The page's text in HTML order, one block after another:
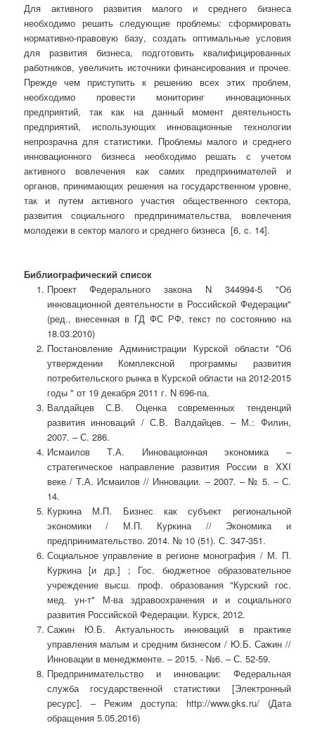
Для активного развития малого и среднего бизнеса
необходимо решить следующие проблемы: сформировать
нормативно-правовую базу, создать оптимальные условия
для развития бизнеса, подготовить квалифицированных
работников, увеличить источники финансирования и прочее.
Прежде чем приступить к решению всех этих проблем,
необходимо провести мониторинг инновационных
предприятий, так как на данный момент деятельность
предприятий, использующих инновационные технологии
непрозрачна для статистики. Проблемы малого и среднего
инновационного бизнеса необходимо решать с учетом
активного вовлечения как самих предпринимателей и
органов, принимающих решения на государственном уровне,
так и путем активного участия общественного сектора,
развития социального предпринимательства, вовлечения
молодежи в сектор малого и среднего бизнеса [6, c. 14].
Библиографический список
Проект Федерального закона N 344994-5 "Об
инновационной деятельности в Российской Федерации"
(ред., внесенная в ГД ФС РФ, текст по состоянию на
18.03.2010)
Постановление Администрации Курской области "Об
утверждении Комплексной программы развития
потребительского рынка в Курской области на 2012-2015
годы " от 19 декабря 2011 г. N 696-па.
Валдайцев С.В. Оценка современных тенденций
развития инноваций / С.В. Валдайцев. – М.: Филин,
2007. – С. 286.
Исмаилов Т.А. Инновационная экономика –
стратегическое направление развития России в XXI
веке / Т.А. Исмаилов // Инновации. – 2007. – № 5. – С.
14.
Куркина М.П. Бизнес как субъект региональной
экономики / М.П. Куркина // Экономика и
предпринимательство. 2014. № 10 (51). С. 347-351.
Социальное управление в регионе монография / М. П.
Куркина [и др.] ; Гос. бюджетное образовательное
учреждение высш. проф. образования "Курский гос.
мед. ун-т" М-ва здравоохранения и и социального
развития Российской Федерации. Курск, 2012.
Сажин Ю.Б. Актуальность инноваций в практике
управления малым и средним бизнесом / Ю.Б. Сажин //
Инновации в менеджменте. – 2015. - №6. – С. 52-59.
Предпринимательство и инновации: Федеральная
служба государственной статистики [Электронный
ресурс]. – Режим доступа: http://www.gks.ru/ (Дата
обращения 5.05.2016)